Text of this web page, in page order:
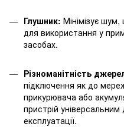
Глушник: Мінімізує
для використання у
засобах.
Різноманітність
підключення як до
прикурювача або
пристрій
експлуатації.